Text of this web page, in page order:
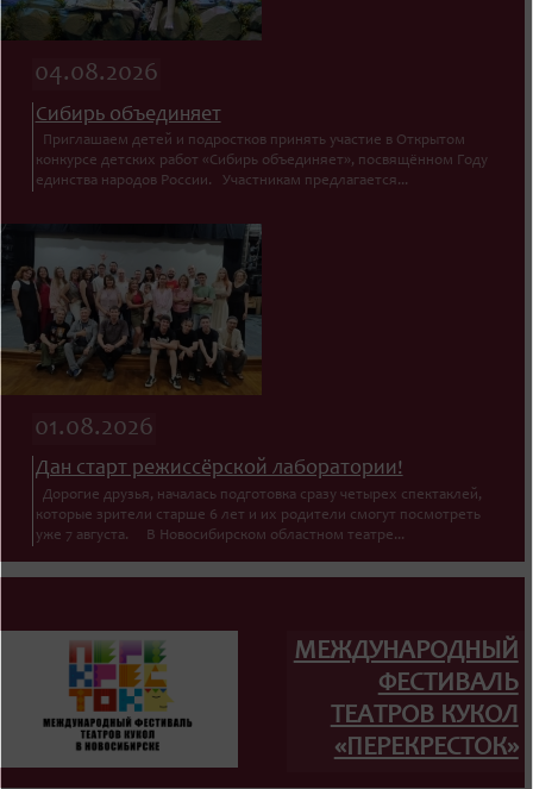
04.08.2026
Сибирь объединяет
Приглашаем детей и подростков принять участие в Открытом
конкурсе детских работ «Сибирь объединяет», посвящённом Году
единства народов России. Участникам предлагается...
01.08.2026
Дан старт режиссёрской лаборатории!
Дорогие друзья, началась подготовка сразу четырех спектаклей,
которые зрители старше 6 лет и их родители смогут посмотреть
уже 7 августа. В Новосибирском областном театре...
МЕЖДУНАРОДНЫЙ
ФЕСТИВАЛЬ
ТЕАТРОВ КУКОЛ
«ПЕРЕКРЕСТОК»